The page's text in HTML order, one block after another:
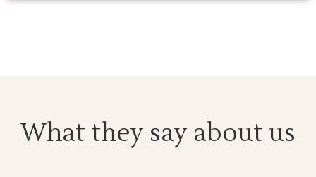
What they say about us